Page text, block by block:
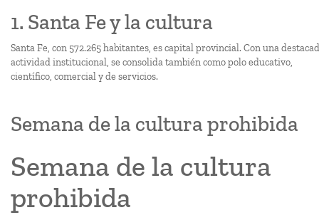
1. Santa Fe y la cultura
Santa Fe, con 572.265 habitantes, es capital provincial. Con una
actividad institucional, se consolida también como polo educativo,
científico, comercial y de servicios.
Semana de la cultura prohibida
Semana de la cultura
prohibida